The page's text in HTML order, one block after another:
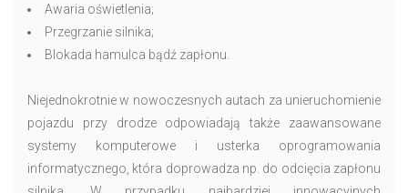
Awaria oświetlenia;
Przegrzanie silnika;
Blokada hamulca bądź zapłonu.
Niejednokrotnie w nowoczesnych autach za unieruchomienie
pojazdu przy drodze odpowiadają także zaawansowane
systemy komputerowe i usterka oprogramowania
informatycznego, która doprowadza np. do odcięcia zapłonu